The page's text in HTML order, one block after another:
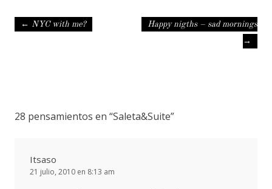
Navegación de entradas
← NYC with me?
Happy nigths – sad mornings
→
28 pensamientos en “Saleta&Suite”
Itsaso
21 julio, 2010 en 8:13 am